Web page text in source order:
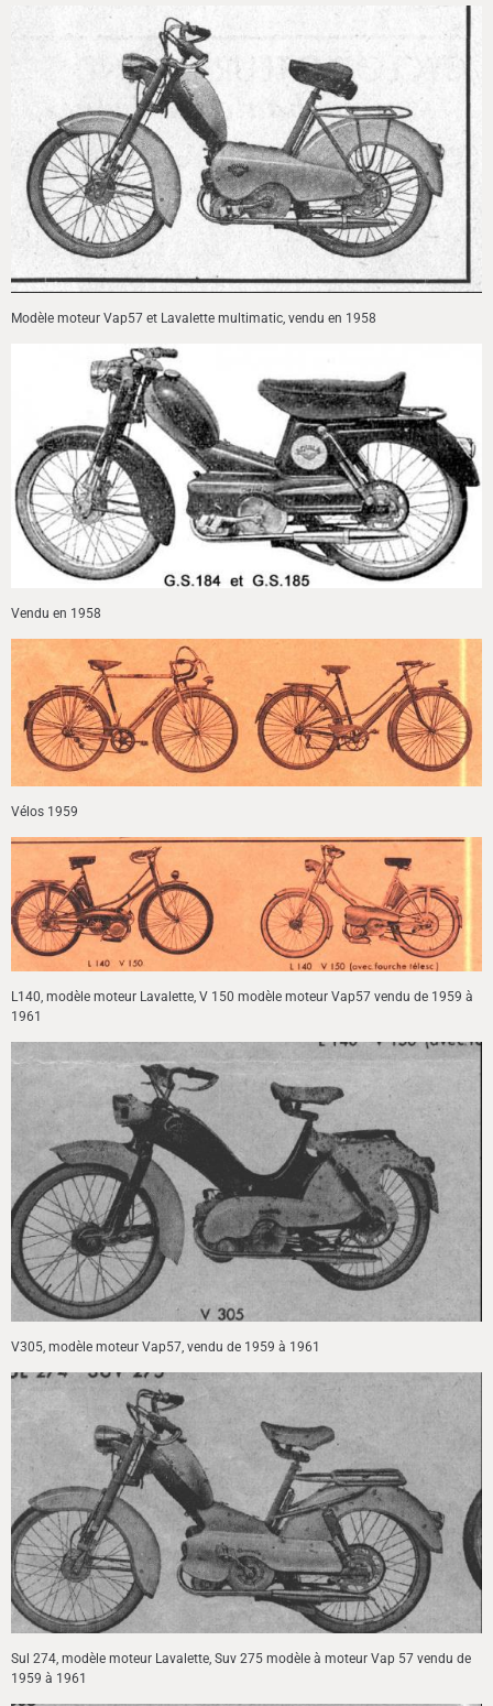
Modèle moteur Vap57 et Lavalette multimatic, vendu en 1958
Vendu en 1958
Vélos 1959
L140, modèle moteur Lavalette, V 150 modèle moteur Vap57 vendu de 1959 à
1961
V305, modèle moteur Vap57, vendu de 1959 à 1961
Sul 274, modèle moteur Lavalette, Suv 275 modèle à moteur Vap 57 vendu de
1959 à 1961